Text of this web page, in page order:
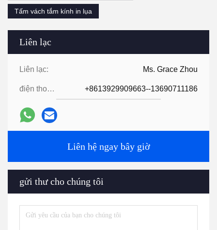
Liên lạc
Liên lạc: Ms. Grace Zhou
điện thoại: +8613929909663--13690711186
Liên hệ ngay bây giờ
gửi thư cho chúng tôi
Tấm vách tắm kính in lụa